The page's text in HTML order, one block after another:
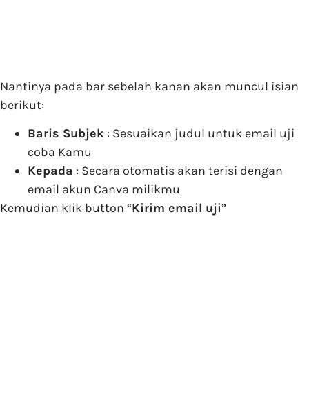
Nantinya pada bar sebelah kanan akan muncul isian
berikut:
Baris Subjek : Sesuaikan judul untuk email uji
coba Kamu
Kepada : Secara otomatis akan terisi dengan
email akun Canva milikmu
Kemudian klik button “Kirim email uji”